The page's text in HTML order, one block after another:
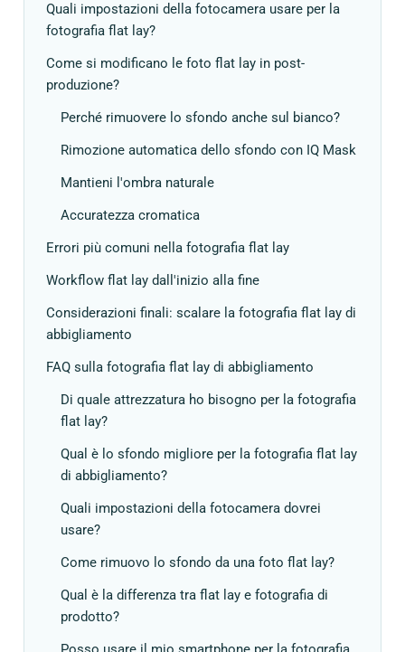
Quali impostazioni della fotocamera usare per la
fotografia flat lay?
Come si modificano le foto flat lay in post-
produzione?
Perché rimuovere lo sfondo anche sul bianco?
Rimozione automatica dello sfondo con IQ Mask
Mantieni l'ombra naturale
Accuratezza cromatica
Errori più comuni nella fotografia flat lay
Workflow flat lay dall'inizio alla fine
Considerazioni finali: scalare la fotografia flat lay di
abbigliamento
FAQ sulla fotografia flat lay di abbigliamento
Di quale attrezzatura ho bisogno per la fotografia
flat lay?
Qual è lo sfondo migliore per la fotografia flat lay
di abbigliamento?
Quali impostazioni della fotocamera dovrei
usare?
Come rimuovo lo sfondo da una foto flat lay?
Qual è la differenza tra flat lay e fotografia di
prodotto?